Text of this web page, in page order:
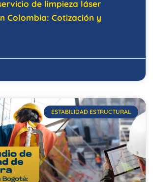
de limpieza láser
Colombia: Cotización y
ESTABILIDAD ESTRUCTURAL